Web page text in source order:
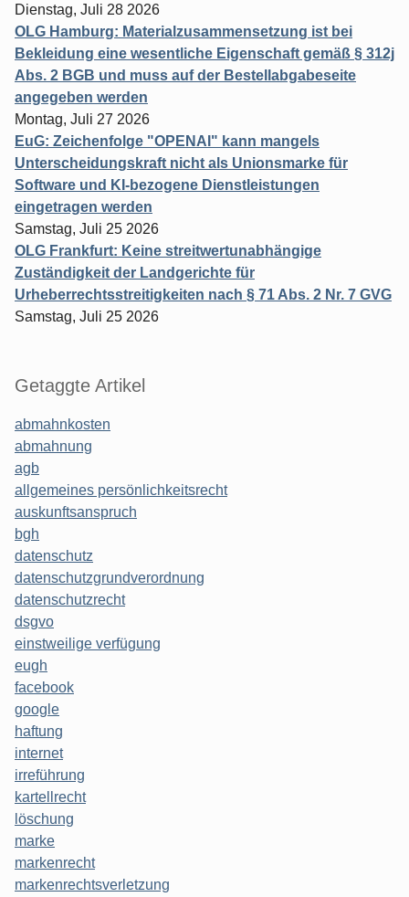
Dienstag, Juli 28 2026
OLG Hamburg: Materialzusammensetzung ist bei
Bekleidung eine wesentliche Eigenschaft gemäß § 312j
Abs. 2 BGB und muss auf der Bestellabgabeseite
angegeben werden
Montag, Juli 27 2026
EuG: Zeichenfolge "OPENAI" kann mangels
Unterscheidungskraft nicht als Unionsmarke für
Software und KI-bezogene Dienstleistungen
eingetragen werden
Samstag, Juli 25 2026
OLG Frankfurt: Keine streitwertunabhängige
Zuständigkeit der Landgerichte für
Urheberrechtsstreitigkeiten nach § 71 Abs. 2 Nr. 7 GVG
Samstag, Juli 25 2026
Getaggte Artikel
abmahnkosten
abmahnung
agb
allgemeines persönlichkeitsrecht
auskunftsanspruch
bgh
datenschutz
datenschutzgrundverordnung
datenschutzrecht
dsgvo
einstweilige verfügung
eugh
facebook
google
haftung
internet
irreführung
kartellrecht
löschung
marke
markenrecht
markenrechtsverletzung